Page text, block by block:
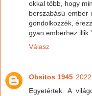
okkal több, hogy
berszabású ember
gondolkozzék,
gyan emberhez
Válasz
Obsitos 1945
Egyetértek. A